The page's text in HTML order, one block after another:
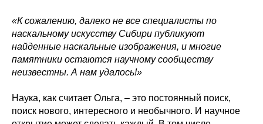
«К сожалению, далеко не все специалисты по
наскальному искусству Сибири публикуют
найденные наскальные изображения, и многие
памятники остаются научному сообществу
неизвестны. А нам удалось!»
Наука, как считает Ольга, – это постоянный поиск,
поиск нового, интересного и необычного. И научное